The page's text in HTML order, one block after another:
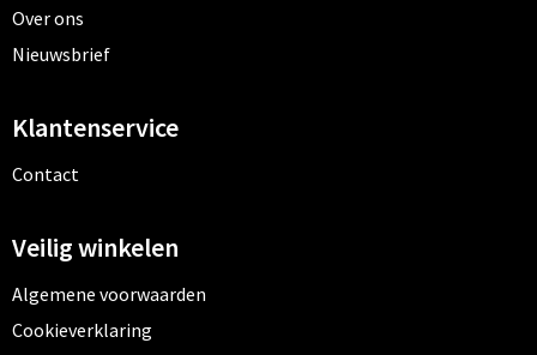
Over ons
Nieuwsbrief
Klantenservice
Contact
Veilig winkelen
Algemene voorwaarden
Cookieverklaring